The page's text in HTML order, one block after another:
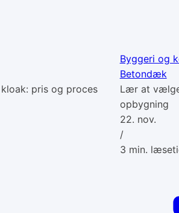
pris og proces
Byggeri og
Betondæk
Lær at
opbygning
22. nov.
/
3 min.